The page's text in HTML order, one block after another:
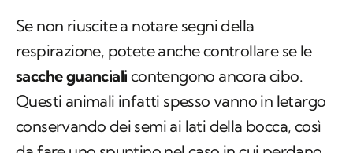
Se non riuscite a notare segni della
respirazione, potete anche controllare se le
sacche guanciali contengono ancora cibo.
Questi animali infatti spesso vanno in letargo
conservando dei semi ai lati della bocca, così